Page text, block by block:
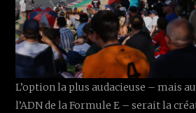
L’option la plus audacieuse – mais
l’ADN de la Formule E – serait la